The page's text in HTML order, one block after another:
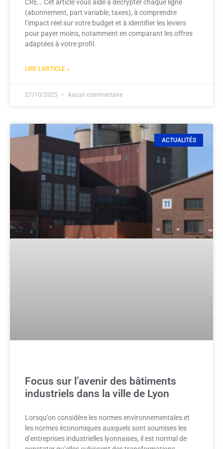
CRE… Cet article vous aide à décrypter chaque ligne
(abonnement, part variable, taxes), à comprendre
l’impact réel sur votre budget et à identifier les leviers
pour payer moins, notamment en comparant les offres
adaptées à votre profil.
LIRE L'ARTICLE »
27/10/2025 Aucun commentaire
ACTUALITÉS
Focus sur l’avenir des bâtiments
industriels dans la ville de Lyon
Lorsqu’on considère les normes environnementales et
les normes économiques auxquels sont soumises les
d’entreprises industrielles lyonnaises, il est normal de